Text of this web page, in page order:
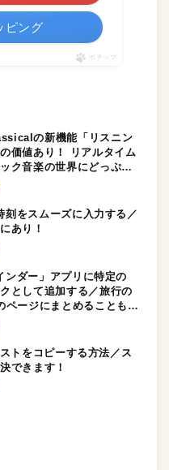
ピング
ポチップ
の新機能「リスニン
価値あり！ リアルタイム
ク音楽の世界にどっぷり
をスムーズに入力する／
あり！
ダー」アプリに特定の
として追加する／旅行の
ページにまとめることも可
トをコピーする方法／ス
できます！